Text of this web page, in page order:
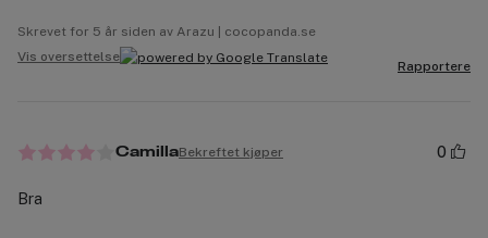
Skrevet for 5 år siden av Arazu | cocopanda.se
Vis oversettelse
Rapportere
CamillaBekreftet kjøper 0
Bra